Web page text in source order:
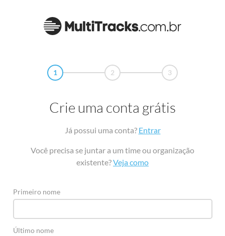
1 2 3
Crie uma conta grátis
Já possui uma conta? Entrar
Você precisa se juntar a um time ou organização
existente?Veja como
Primeiro nome
Último nome